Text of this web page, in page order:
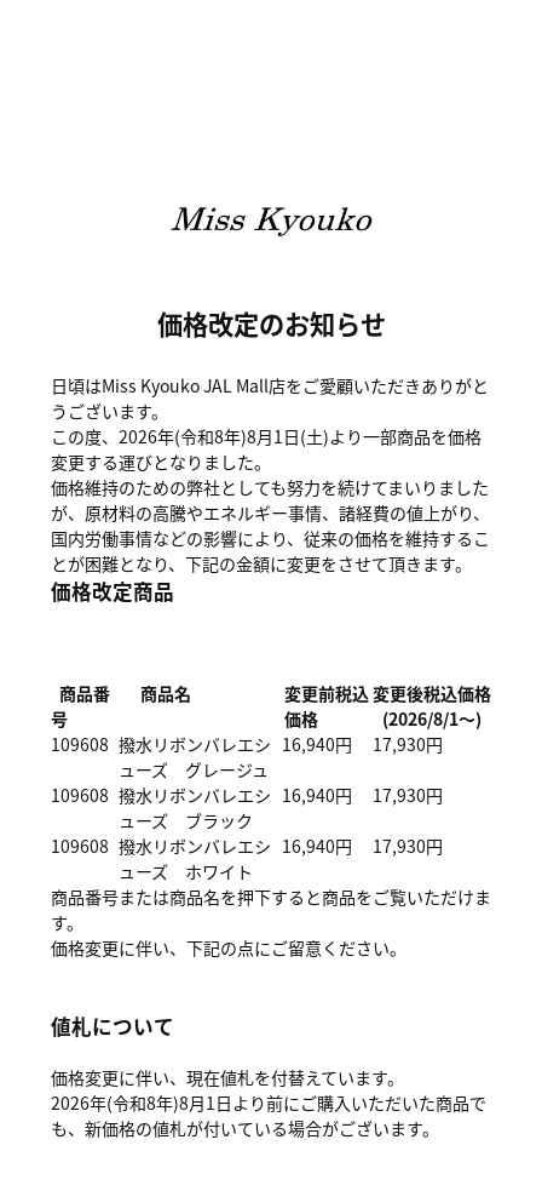
価格改定のお知らせ
日頃はMiss Kyouko JAL Mall店をご愛顧いただきありがと
うございます。
この度、2026年(令和8年)8月1日(土)より一部商品を価格
変更する運びとなりました。
価格維持のための弊社としても努力を続けてまいりました
が、原材料の高騰やエネルギー事情、諸経費の値上がり、
国内労働事情などの影響により、従来の価格を維持するこ
とが困難となり、下記の金額に変更をさせて頂きます。
価格改定商品
商品番
号
商品名
変更前税込
価格
変更後税込価格
(2026/8/1～)
109608 撥水リボンバレエシ
ューズ グレージュ
16,940円 17,930円
109608 撥水リボンバレエシ
ューズ ブラック
16,940円 17,930円
109608 撥水リボンバレエシ
ューズ ホワイト
16,940円 17,930円
商品番号または商品名を押下すると商品をご覧いただけま
す。
価格変更に伴い、下記の点にご留意ください。
値札について
価格変更に伴い、現在値札を付替えています。
2026年(令和8年)8月1日より前にご購入いただいた商品で
も、新価格の値札が付いている場合がございます。